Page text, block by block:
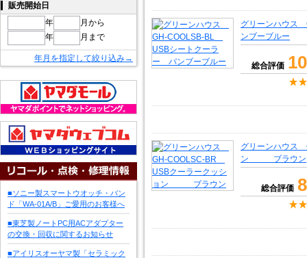
販売開始日
年
月から
年
月まで
年月を指定して絞り込み→
■ソニー製スマートウオッチ・バン
ド「WA-01A/B」ご愛用のお客様へ
■東芝製ノートPC用ACアダプター
の交換・回収に関するお知らせ
■アイリスオーヤマ製「セラミック
グリーンハウス
ンブーブルー
総合評価
グリーンハウス
ン ブラウン
総合評価